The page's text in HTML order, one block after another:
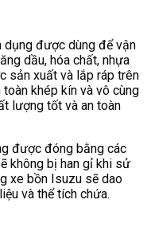
dụng được dùng để vận
dầu, hóa chất, nhựa
sản xuất và lắp ráp trên
khép kín và vô cùng
lượng tốt và an toàn
được đóng bằng các
không bị han gỉ khi sử
xe bồn Isuzu sẽ dao
và thể tích chứa.